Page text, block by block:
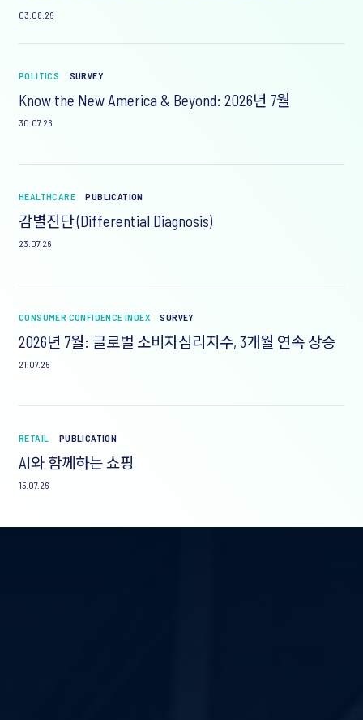
03.08.26
POLITICS SURVEY
Know the New America & Beyond: 2026년 7월
30.07.26
HEALTHCARE PUBLICATION
감별진단 (Differential Diagnosis)
23.07.26
CONSUMER CONFIDENCE INDEX SURVEY
2026년 7월: 글로벌 소비자심리지수, 3개월 연속 상승
21.07.26
RETAIL PUBLICATION
AI와 함께하는 쇼핑
15.07.26